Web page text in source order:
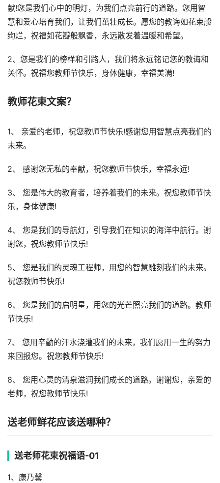
献!您是我们心中的明灯，为我们点亮前行的道路。您用智
慧和爱心培育我们，让我们茁壮成长。愿您的教诲如花束般
绚烂，祝福如花瓣般飘香，永远散发着温暖和希望。
2、您是我们的榜样和引路人，我们将永远铭记您的教诲和
关怀。祝福您教师节快乐，身体健康，幸福美满!
教师花束文案？
1、 亲爱的老师，祝您教师节快乐!感谢您用智慧点亮我们的
未来。
2、 感谢您无私的奉献，祝您教师节快乐，幸福永远!
3、 您是伟大的教育者，培养着我们的未来。祝您教师节快
乐，身体健康!
4、 您是我们的导航灯，引导我们在知识的海洋中航行。谢
谢您，祝您教师节快乐!
5、 您是我们的灵魂工程师，用您的智慧雕刻我们的未来。
祝您教师节快乐!
6、 您是我们的启明星，用您的光芒照亮我们的道路。教师
节快乐!
7、 您用辛勤的汗水浇灌我们的未来，我们愿用一生的努力
来回报您。祝您教师节快乐!
8、 您用心灵的清泉滋润我们成长的道路。谢谢您，亲爱的
老师，祝您教师节快乐!
送老师鲜花应该送哪种？
送老师花束祝福语-01
1、康乃馨